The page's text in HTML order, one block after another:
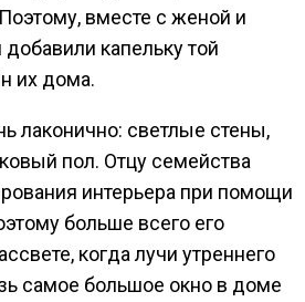
вместе с женой и
капельку той
их дома.
лаконично: светлые стены,
пол. Отцу семейства
интерьера при помощи
больше всего его
когда лучи утреннего
самое большое окно в доме